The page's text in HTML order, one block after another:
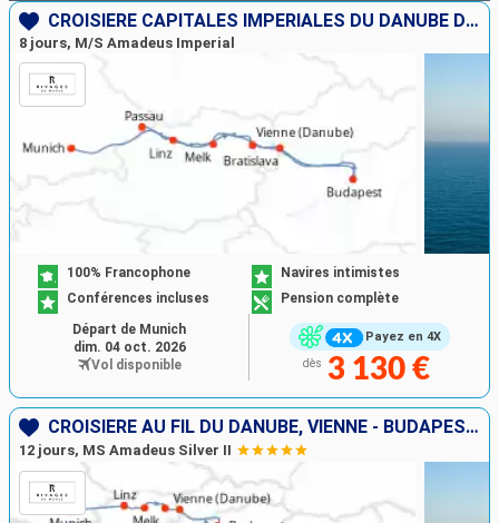
CROISIÈRE CAPITALES IMPÉRIALES DU DANUBE DE BUDAPEST À MUNICH
8 jours, M/S Amadeus Imperial
Payez en 4X
100% Francophone
Navires intimistes
Conférences incluses
Pension complète
dès 3 130 €
Départ de Munich
dim. 04 oct. 2026
Vol disponible
CROISIÈRE AU FIL DU DANUBE, VIENNE - BUDAPEST, LES PORTES DE FER
12 jours, MS Amadeus Silver II